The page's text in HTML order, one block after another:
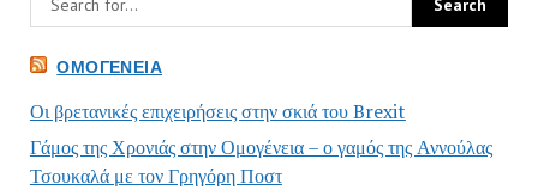
ΟΜΟΓΈΝΕΙΑ
Οι βρετανικές επιχειρήσεις στην σκιά του Brexit
Γάμος της Χρονιάς στην Ομογένεια – ο γαμός της Αννούλας
Τσουκαλά με τον Γρηγόρη Ποστ